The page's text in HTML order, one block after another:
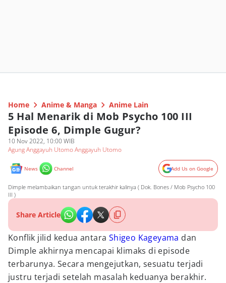
Home Anime & Manga Anime Lain
5 Hal Menarik di Mob Psycho 100 III
Episode 6, Dimple Gugur?
10 Nov 2022, 10:00 WIB
Agung Anggayuh Utomo Anggayuh Utomo
News Channel Add Us on Google
Dimple melambaikan tangan untuk terakhir kalinya ( Dok. Bones / Mob Psycho 100
III )
Share Article
Konflik jilid kedua antara Shigeo Kageyama dan
Dimple akhirnya mencapai klimaks di episode
terbarunya. Secara mengejutkan, sesuatu terjadi
justru terjadi setelah masalah keduanya berakhir.